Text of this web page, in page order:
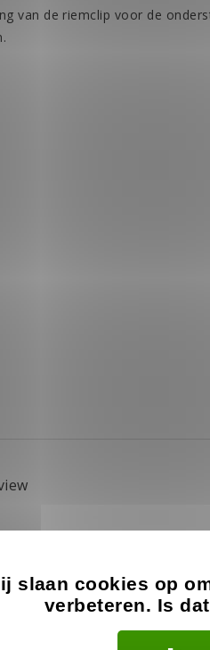
van de riemclip voor de
slaan cookies op
verbeteren. Is